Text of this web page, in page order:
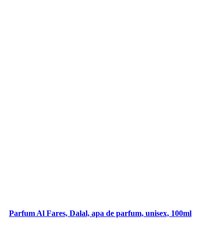
Parfum Al Fares, Dalal, apa de parfum, unisex, 100ml